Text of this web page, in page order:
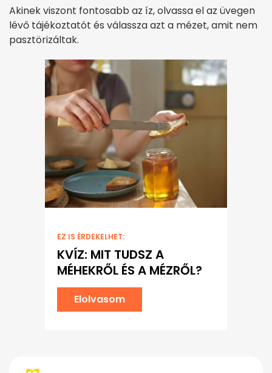
Akinek viszont fontosabb az íz, olvassa el az üvegen
lévő tájékoztatót és válassza azt a mézet, amit nem
pasztörizáltak.
EZ IS ÉRDEKELHET:
KVÍZ: MIT TUDSZ A
MÉHEKRŐL ÉS A MÉZRŐL?
Elolvasom